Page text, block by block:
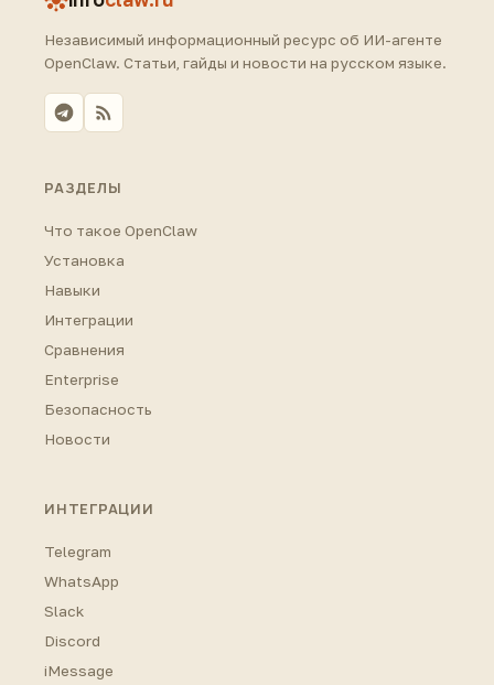
Независимый информационный ресурс об ИИ-агенте
OpenClaw. Статьи, гайды и новости на русском языке.
РАЗДЕЛЫ
Что такое OpenClaw
Установка
Навыки
Интеграции
Сравнения
Enterprise
Безопасность
Новости
ИНТЕГРАЦИИ
Telegram
WhatsApp
Slack
Discord
iMessage